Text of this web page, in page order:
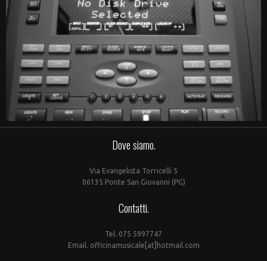
Dove siamo.
Via Evangelista Torricelli 5
06135 Ponte San Giovanni (PG)
Contatti.
Tel. 075 5997747
Email. officinamusicale[at]hotmail.com